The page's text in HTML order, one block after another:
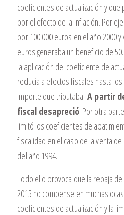
coeficientes de actualización y
por el efecto de la inflación. Por
por 100.000 euros en el año 2000
euros generaba un beneficio de
la aplicación del coeficiente de
reducía a efectos fiscales hasta
importe que tributaba. A partir
fiscal desapreció. Por otra
limitó los coeficientes de
fiscalidad en el caso de la venta
del año 1994.
Todo ello provoca que la rebaja
2015 no compense en muchas
coeficientes de actualización y la